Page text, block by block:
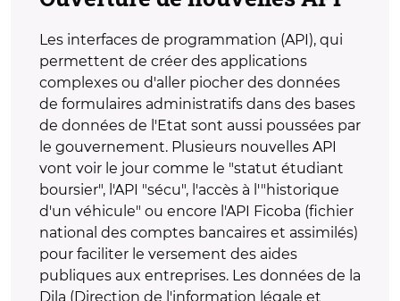
Les interfaces de programmation (API), qui
permettent de créer des applications
complexes ou d'aller piocher des données
de formulaires administratifs dans des bases
de données de l'Etat sont aussi poussées par
le gouvernement. Plusieurs nouvelles API
vont voir le jour comme le "statut étudiant
boursier", l'API "sécu", l'accès à l'"historique
d'un véhicule" ou encore l'API Ficoba (fichier
national des comptes bancaires et assimilés)
pour faciliter le versement des aides
publiques aux entreprises. Les données de la
Dila (Direction de l'information légale et